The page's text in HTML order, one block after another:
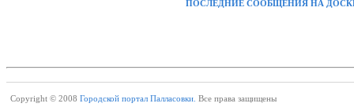
ПОСЛЕДНИЕ СООБЩЕНИЯ НА
Copyright © 2008 Городской портал Палласовки. Все права защищены